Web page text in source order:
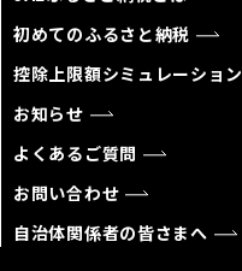
初めてのふるさと納税
控除上限額シミュレーション
お知らせ
よくあるご質問
お問い合わせ
自治体関係者の皆さまへ